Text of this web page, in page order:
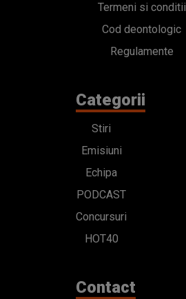
Termeni si conditii
Cod deontologic
Regulamente
Categorii
Stiri
Emisiuni
Echipa
PODCAST
Concursuri
HOT40
Contact